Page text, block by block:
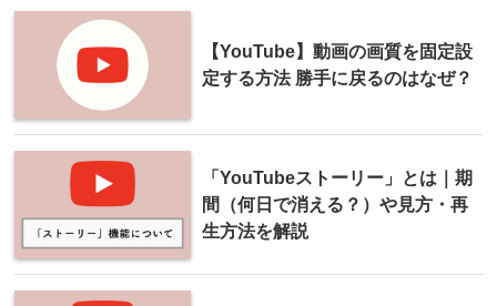
【YouTube】動画の画質を固定設
定する方法 勝手に戻るのはなぜ？
「YouTubeストーリー」とは｜期
間（何日で消える？）や見方・再
生方法を解説